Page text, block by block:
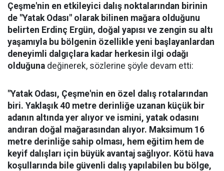
Çeşme'nin en etkileyici dalış noktalarından birinin
de "Yatak Odası" olarak bilinen mağara olduğunu
belirten Erdinç Ergün, doğal yapısı ve zengin su altı
yaşamıyla bu bölgenin özellikle yeni başlayanlardan
deneyimli dalgıçlara kadar herkesin ilgi odağı
olduğuna değinerek, sözlerine şöyle devam etti:
"Yatak Odası, Çeşme'nin en özel dalış rotalarından
biri. Yaklaşık 40 metre derinliğe uzanan küçük bir
adanın altında yer alıyor ve ismini, yatak odasını
andıran doğal mağarasından alıyor. Maksimum 16
metre derinliğe sahip olması, hem eğitim hem de
keyif dalışları için büyük avantaj sağlıyor. Kötü hava
koşullarında bile güvenli dalış yapılabilen bu bölge,